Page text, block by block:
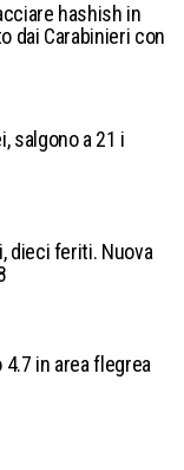
hashish in
dai Carabinieri con
salgono a 21 i
dieci feriti. Nuova
in area flegrea